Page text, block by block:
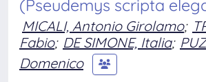
(Pseudemys scripta
MICALI, Antonio Girolamo;
Fabio; DE SIMONE, Italia;
Domenico